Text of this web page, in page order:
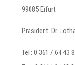
99085 Erfurt
Präsident: Dr.
Tel.: 0 361 / 64 43